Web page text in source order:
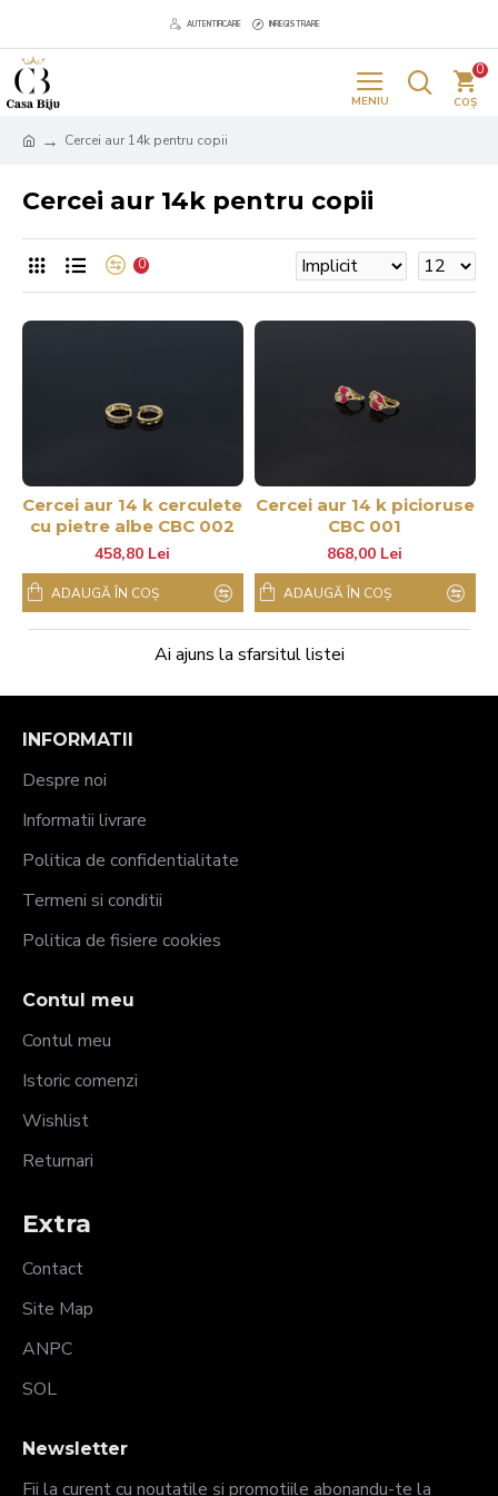
AUTENTIFICARE INREGISTRARE
0
Cercei aur 14k pentru copii
Cercei aur 14k pentru copii
0
Cercei aur 14 k cerculete
cu pietre albe CBC 002
458,80 Lei
ADAUGĂ ÎN COŞ
Cercei aur 14 k picioruse
CBC 001
868,00 Lei
ADAUGĂ ÎN COŞ
Ai ajuns la sfarsitul listei
INFORMATII
Despre noi
Informatii livrare
Politica de confidentialitate
Termeni si conditii
Politica de fisiere cookies
Contul meu
Contul meu
Istoric comenzi
Wishlist
Returnari
Extra
Contact
Site Map
ANPC
SOL
Newsletter
Fii la curent cu noutatile și promotiile abonandu-te la